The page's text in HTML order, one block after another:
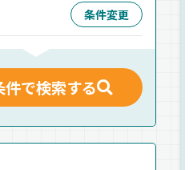
条件変更
件で検索する